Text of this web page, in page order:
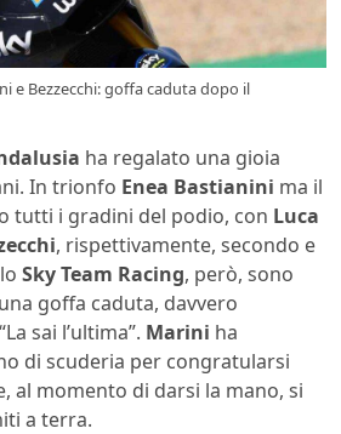
e Bezzecchi: goffa caduta dopo il
ha regalato una gioia
In trionfo Enea Bastianini ma il
tutti i gradini del podio, con Luca
, rispettivamente, secondo e
Sky Team Racing, però, sono
goffa caduta, davvero
sai l’ultima”. Marini ha
di scuderia per congratularsi
al momento di darsi la mano, si
a terra.